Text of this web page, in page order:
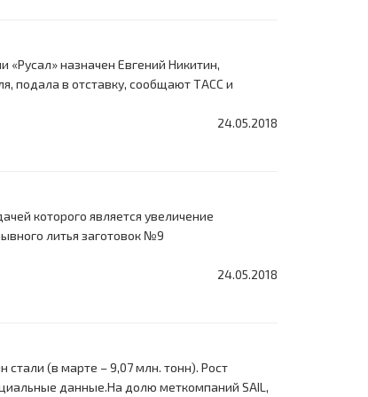
назначен Евгений Никитин,
подала в отставку, сообщают ТАСС и
24.05.2018
которого является увеличение
литья заготовок №9
24.05.2018
стали (в марте – 9,07 млн. тонн). Рост
данные.На долю меткомпаний SAIL,